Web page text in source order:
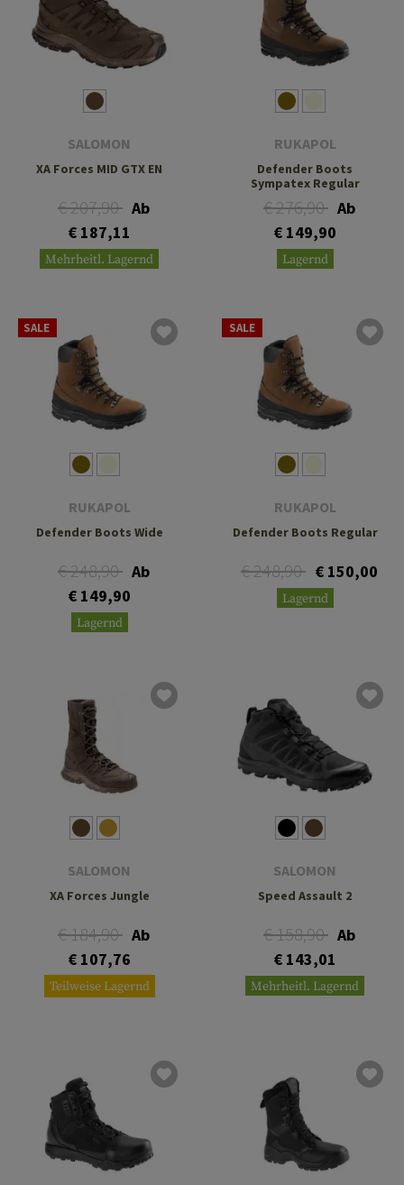
SALOMON
XA Forces MID GTX EN
€ 207,90 Ab
€ 187,11
Mehrheitl. Lagernd
RUKAPOL
Defender Boots
Sympatex Regular
€ 276,90 Ab
€ 149,90
Lagernd
SALE
RUKAPOL
Defender Boots Wide
€ 248,90 Ab
€ 149,90
Lagernd
SALE
RUKAPOL
Defender Boots Regular
€ 248,90 € 150,00
Lagernd
SALOMON
XA Forces Jungle
€ 184,90 Ab
€ 107,76
Teilweise Lagernd
SALOMON
Speed Assault 2
€ 158,90 Ab
€ 143,01
Mehrheitl. Lagernd